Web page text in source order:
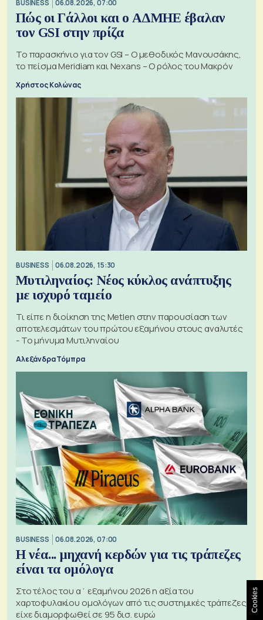
BUSINESS 06.08.2026, 07:00
Πώς οι Γάλλοι και ο ΑΔΜΗΕ έβαλαν
τον GSI στην πρίζα
Το παρασκήνιο για τον GSI – Ο μεθοδικός Μανουσάκης,
το πείσμα Meridiam και Nexans – Ο ρόλος του Μακρόν
Χρήστος Κολώνας
BUSINESS 06.08.2026, 15:30
Μυτιληναίος: Νέος κύκλος ανάπτυξης
με ισχυρό ταμείο
Τι είπε η διοίκηση της Metlen στην παρουσίαση των
αποτελεσμάτων του πρώτου εξαμήνου στους αναλυτές
- Το μήνυμα Μυτιληναίου
Αλεξάνδρα Τόμπρα
BUSINESS 06.08.2026, 07:00
Η νέα... μηχανή κερδών για τις τράπεζες
είναι τα ομόλογα
Στο τέλος του α΄ εξαμήνου 2026 η αξία του
χαρτοφυλακίου ομολόγων από τις συστημικές τράπεζες
είχε διαμορφωθεί σε 95 δισ. ευρώ
Cookies